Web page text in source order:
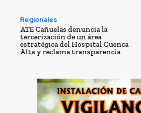
Regionales
ATE Cañuelas denuncia la
tercerización de un área
estratégica del Hospital Cuenca
Alta y reclama transparencia